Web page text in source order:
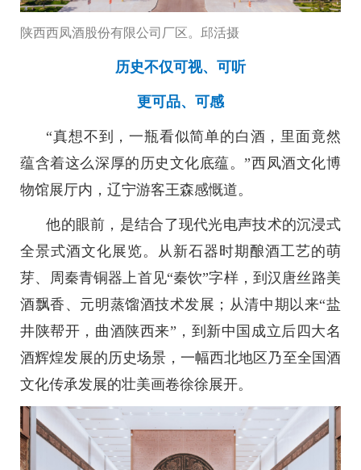
陕西西凤酒股份有限公司厂区。邱活摄
历史不仅可视、可听
更可品、可感
“真想不到，一瓶看似简单的白酒，里面竟然
蕴含着这么深厚的历史文化底蕴。”西凤酒文化博
物馆展厅内，辽宁游客王森感慨道。
他的眼前，是结合了现代光电声技术的沉浸式
全景式酒文化展览。从新石器时期酿酒工艺的萌
芽、周秦青铜器上首见“秦饮”字样，到汉唐丝路美
酒飘香、元明蒸馏酒技术发展；从清中期以来“盐
井陕帮开，曲酒陕西来”，到新中国成立后四大名
酒辉煌发展的历史场景，一幅西北地区乃至全国酒
文化传承发展的壮美画卷徐徐展开。